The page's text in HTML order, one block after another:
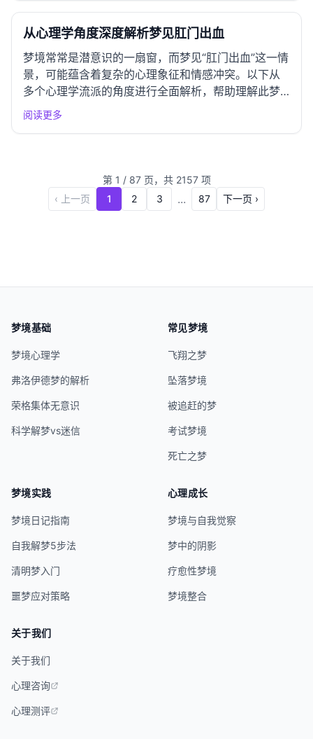
弗洛伊德的理论，梦境是潜意识欲望的象征表达。梦
见脚流血可能暗示...
从心理学角度深度解析梦见肛门出血
梦境常常是潜意识的一扇窗，而梦见“肛门出血”这一情
景，可能蕴含着复杂的心理象征和情感冲突。以下从
多个心理学流派的角度进行全面解析，帮助理解此梦
境的深层含义。 一、精神分析学派视角 弗洛伊德理论
阅读更多
第 1 / 87页，共 2157项
‹ 上一页
1 2 3 ... 87 下一页 ›
梦境基础
梦境心理学
弗洛伊德梦的解析
荣格集体无意识
科学解梦vs迷信
常见梦境
飞翔之梦
坠落梦境
被追赶的梦
考试梦境
死亡之梦
梦境实践
梦境日记指南
自我解梦5步法
清明梦入门
噩梦应对策略
心理成长
梦境与自我觉察
梦中的阴影
疗愈性梦境
梦境整合
关于我们
关于我们
心理咨询
心理测评